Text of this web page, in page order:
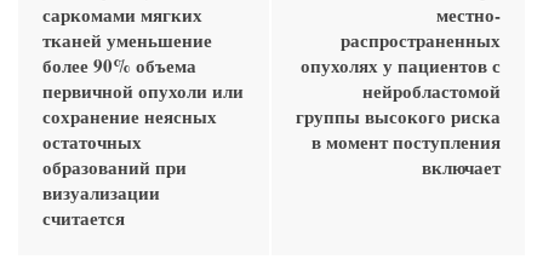
саркомами мягких
тканей уменьшение
более 90% объема
первичной опухоли или
сохранение неясных
остаточных
образований при
визуализации
считается
местно-
распространенных
опухолях у пациентов с
нейробластомой
группы высокого риска
в момент поступления
включает